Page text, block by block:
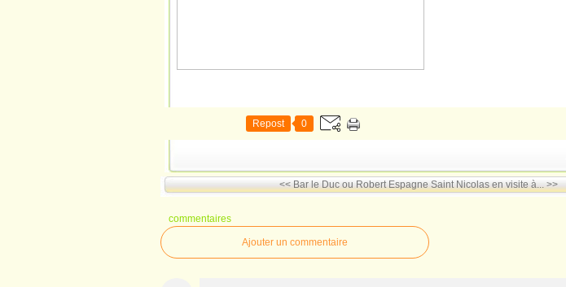
Repost 0
<< Bar le Duc ou Robert Espagne Saint Nicolas en visite à... >>
commentaires
Ajouter un commentaire